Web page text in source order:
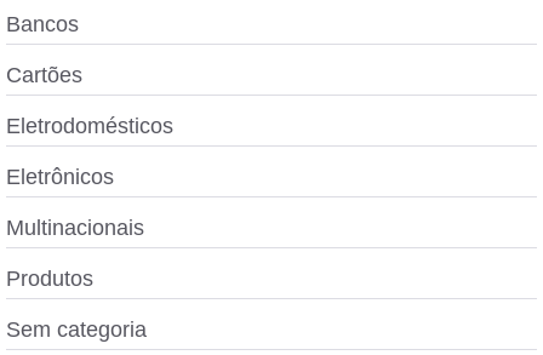
Bancos
Cartões
Eletrodomésticos
Eletrônicos
Multinacionais
Produtos
Sem categoria